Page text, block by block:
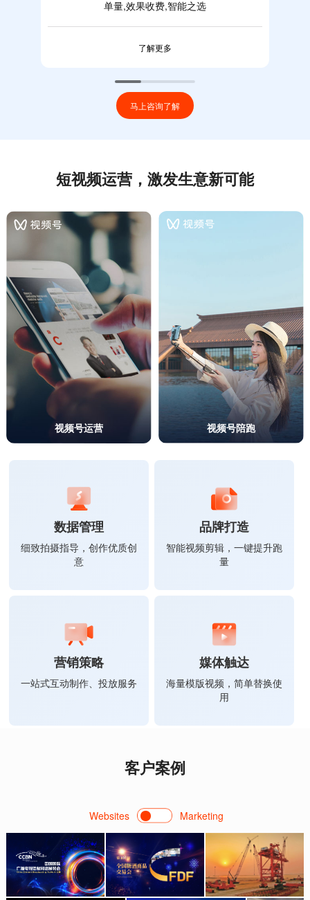
单量,效果收费,智能之选
了解更多
马上咨询了解
短视频运营，激发生意新可能
视频号运营 视频号陪跑
数据管理
细致拍摄指导，创作优质创
意
品牌打造
智能视频剪辑，一键提升跑
量
营销策略
一站式互动制作、投放服务
媒体触达
海量模版视频，简单替换使
用
客户案例
Websites Marketing